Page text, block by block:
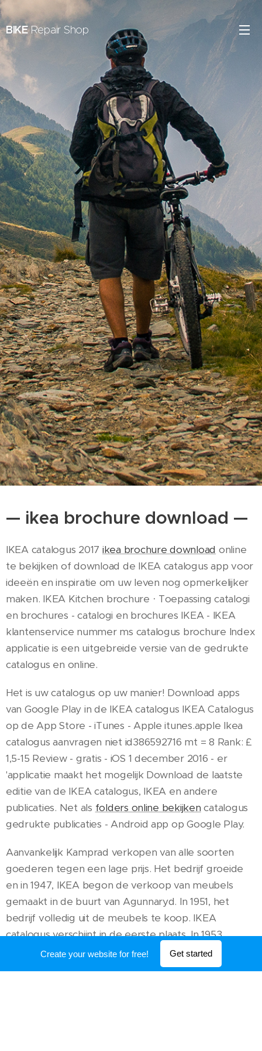
BIKERepair Shop
— ikea brochure download —
IKEA catalogus 2017 ikea brochure download online
te bekijken of download de IKEA catalogus app voor
ideeën en inspiratie om uw leven nog opmerkelijker
maken. IKEA Kitchen brochure · Toepassing catalogi
en brochures - catalogi en brochures IKEA - IKEA
klantenservice nummer ms catalogus brochure Index
applicatie is een uitgebreide versie van de gedrukte
catalogus en online.
Het is uw catalogus op uw manier! Download apps
van Google Play in de IKEA catalogus IKEA Catalogus
op de App Store - iTunes - Apple itunes.apple Ikea
catalogus aanvragen niet id386592716 mt = 8 Rank: £
1,5-15 Review - gratis - iOS 1 december 2016 - er
'applicatie maakt het mogelijk Download de laatste
editie van de IKEA catalogus, IKEA en andere
publicaties. Net als folders online bekijken catalogus
gedrukte publicaties - Android app op Google Play.
Aanvankelijk Kamprad verkopen van alle soorten
goederen tegen een lage prijs. Het bedrijf groeide
en in 1947, IKEA begon de verkoop van meubels
gemaakt in de buurt van Agunnaryd. In 1951, het
bedrijf volledig uit de meubels te koop. IKEA
catalogus verschijnt in de eerste plaats. In 1953
opende hij de eerste showroom in Älmhult in het
zuiden van Zweden, en een paar jaar later besloten
Create your website for free! Get started